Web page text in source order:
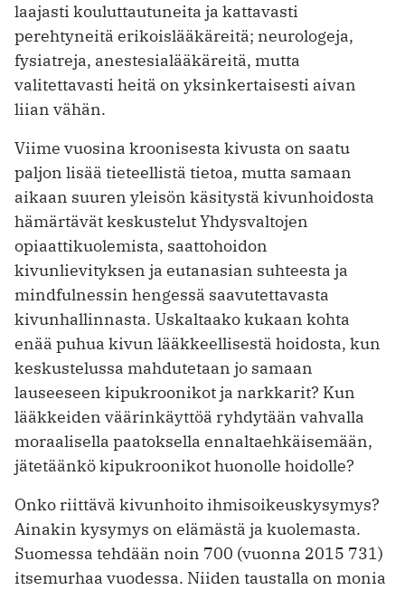
laajasti kouluttautuneita ja kattavasti
perehtyneitä erikoislääkäreitä; neurologeja,
fysiatreja, anestesialääkäreitä, mutta
valitettavasti heitä on yksinkertaisesti aivan
liian vähän.
Viime vuosina kroonisesta kivusta on saatu
paljon lisää tieteellistä tietoa, mutta samaan
aikaan suuren yleisön käsitystä kivunhoidosta
hämärtävät keskustelut Yhdysvaltojen
opiaattikuolemista, saattohoidon
kivunlievityksen ja eutanasian suhteesta ja
mindfulnessin hengessä saavutettavasta
kivunhallinnasta. Uskaltaako kukaan kohta
enää puhua kivun lääkkeellisestä hoidosta, kun
keskustelussa mahdutetaan jo samaan
lauseeseen kipukroonikot ja narkkarit? Kun
lääkkeiden väärinkäyttöä ryhdytään vahvalla
moraalisella paatoksella ennaltaehkäisemään,
jätetäänkö kipukroonikot huonolle hoidolle?
Onko riittävä kivunhoito ihmisoikeuskysymys?
Ainakin kysymys on elämästä ja kuolemasta.
Suomessa tehdään noin 700 (vuonna 2015 731)
itsemurhaa vuodessa. Niiden taustalla on monia